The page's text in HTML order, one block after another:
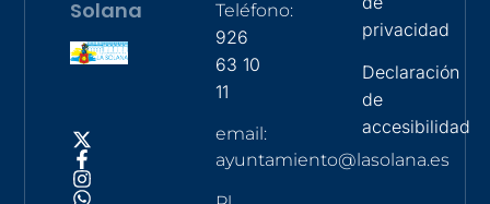
Solana Teléfono:
926
63 10
11
email:
ayuntamiento@lasolana.es
privacidad
Declaración
de
accesibilidad